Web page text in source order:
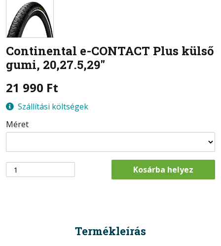
Continental e-CONTACT Plus külső
gumi, 20,27.5,29"
21 990 Ft
Méret
Szállítási költségek
Kosárba helyez
Termékleírás